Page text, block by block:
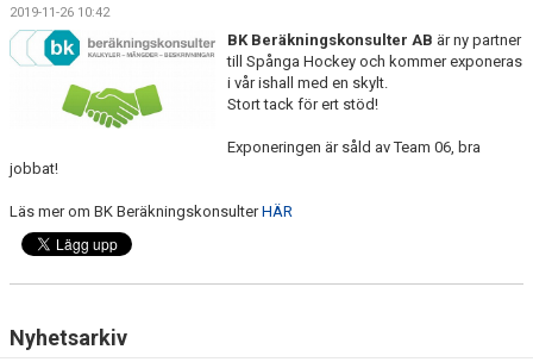
DOKUMENT
ISTIDER
1929-KLUBBEN
PUCKEN RESTAURANG
BILDGALLERI
2019-11-26 10:42
BK Beräkningskonsulter AB är ny partner
till Spånga Hockey och kommer exponeras
i vår ishall med en skylt.
Stort tack för ert stöd!
Exponeringen är såld av Team 06, bra
jobbat!
Läs mer om BK BeräkningskonsulterHÄR
Nyhetsarkiv